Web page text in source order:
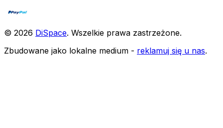
© 2026 DiSpace. Wszelkie prawa zastrzeżone.
Zbudowane jako lokalne medium - reklamuj się u nas.